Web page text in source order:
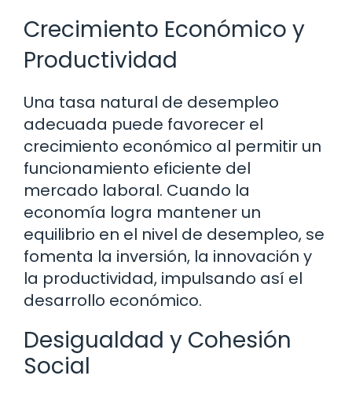
Crecimiento Económico y
Productividad
Una tasa natural de desempleo
adecuada puede favorecer el
crecimiento económico al permitir un
funcionamiento eficiente del
mercado laboral. Cuando la
economía logra mantener un
equilibrio en el nivel de desempleo, se
fomenta la inversión, la innovación y
la productividad, impulsando así el
desarrollo económico.
Desigualdad y Cohesión
Social